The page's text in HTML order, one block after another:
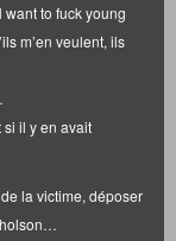
to fuck young
m’en veulent, ils
il y en avait
la victime, déposer